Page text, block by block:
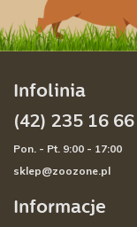
Informacje
Infolinia
(42) 235 16 66
Pon. - Pt. 9:00 - 17:00
sklep@zoozone.pl